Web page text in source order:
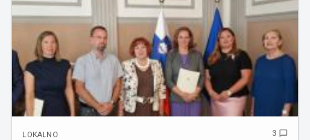
LOKALNO 3 chat_bubble_outline